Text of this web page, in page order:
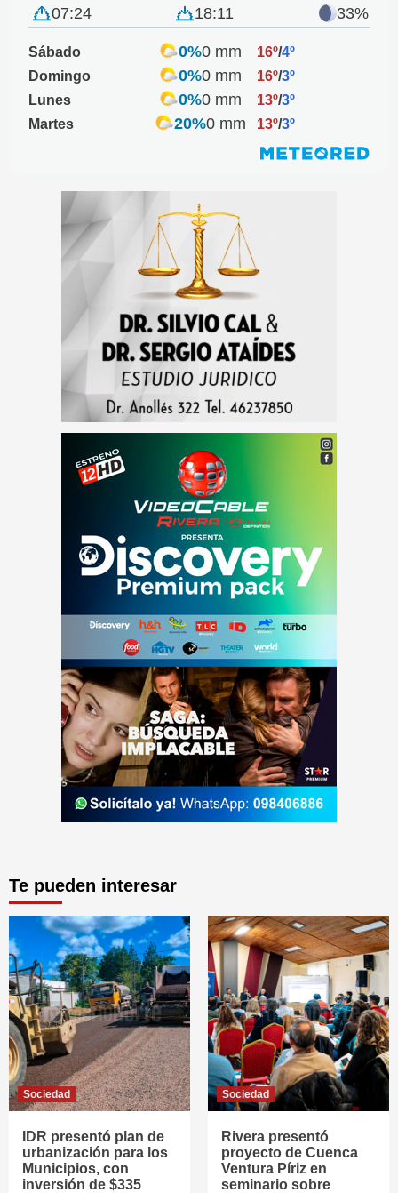
07:24 18:11 33%
Sábado 0%0 mm 16º/4º
Domingo
0%0 mm 16º/3º
Lunes
0%0 mm 13º/3º
Martes
20%0 mm 13º/3º
Te pueden interesar
Sociedad
IDR presentó plan de
urbanización para los
Municipios, con
inversión de $335
Sociedad
Rivera presentó
proyecto de Cuenca
Ventura Píriz en
seminario sobre